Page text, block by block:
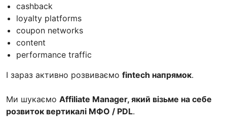
cashback
loyalty platforms
coupon networks
content
performance traffic
І зараз активно розвиваємо fintech напрямок.
Ми шукаємо Affiliate Manager, який візьме на себе
розвиток вертикалі МФО / PDL.